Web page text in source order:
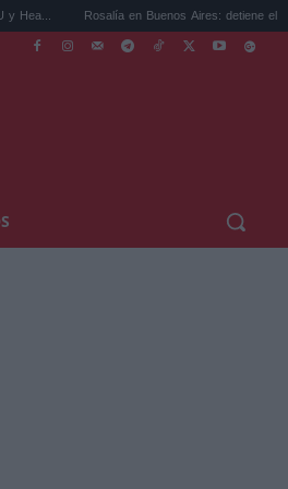
en Buenos Aires: detiene el tráfico y se s...